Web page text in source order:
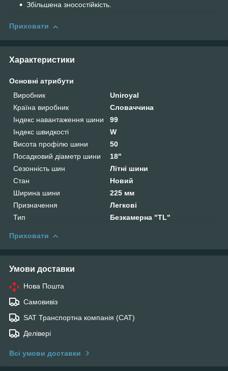
Збільшена зносостійкість.
Приховати
Характеристики
Основні атрибути
Виробник
Uniroyal
Країна виробник
Словаччина
Індекс навантаження шини
99
Індекс швидкості
W
Висота профілю шини
50
Посадковий діаметр шини
18"
Сезонність шин
Літні шини
Стан
Новий
Ширина шини
225 мм
Призначення
Легкові
Тип
Безкамерна "TL"
Приховати
Умови доставки
Нова Пошта
Самовивіз
SAT Транспортна компанія (САТ)
Делівері
Всі умови доставки